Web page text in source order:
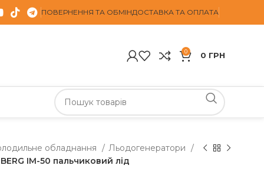
ПОВЕРНЕННЯ ТА ОБМІНДОСТАВКА ТА ОПЛАТА
0 0 ГРН
обладнання
Льодогенератори
ІМ-50 пальчиковий лід